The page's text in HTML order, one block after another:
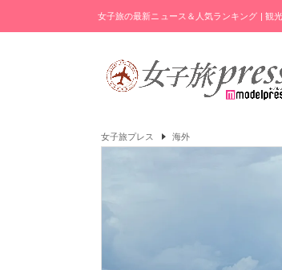
女子旅の最新ニュース＆人気ランキング | 観
女子旅プレス 海外